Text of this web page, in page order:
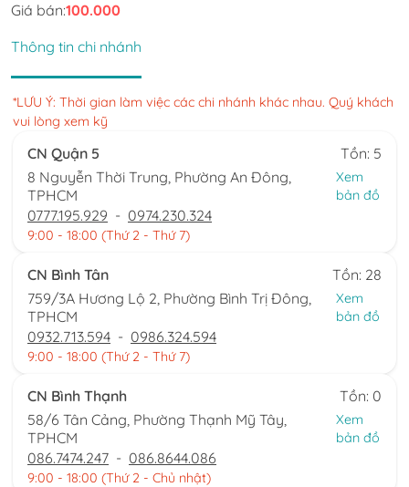
Giá bán:100.000
Thông tin chi nhánh
*LƯU Ý: Thời gian làm việc các chi nhánh khác nhau. Quý khách
vui lòng xem kỹ
CN Quận 5
Tồn: 5
8 Nguyễn Thời Trung, Phường An Đông,
TPHCM
Xem
bản đồ
0777.195.929 - 0974.230.324
9:00 - 18:00 (Thứ 2 - Thứ 7)
CN Bình Tân
Tồn: 28
759/3A Hương Lộ 2, Phường Bình Trị Đông,
TPHCM
Xem
bản đồ
0932.713.594 - 0986.324.594
9:00 - 18:00 (Thứ 2 - Thứ 7)
CN Bình Thạnh
Tồn: 0
58/6 Tân Cảng, Phường Thạnh Mỹ Tây,
TPHCM
Xem
bản đồ
086.7474.247 - 086.8644.086
9:00 - 18:00 (Thứ 2 - Chủ nhật)